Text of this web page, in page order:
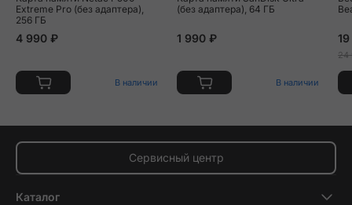
Extreme Pro (без адаптера),
256 ГБ
4 990 ₽
В наличии
(без адаптера), 64 ГБ
1 990 ₽
В наличии
24
Сервисный центр
Каталог